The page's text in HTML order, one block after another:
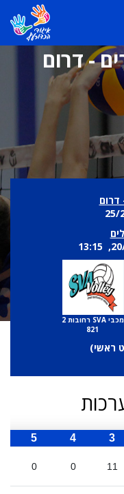
- דרום
דרום
מכבי SVA רחובות 2
821
ראשי)
3
4
5
11
0
0